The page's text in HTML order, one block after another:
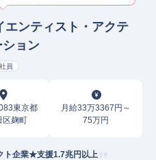
エンティスト・アクテ
ション
員
東京都
区麹町
月給33万3367円～
75万円
ト企業★支援1.7兆円以上